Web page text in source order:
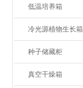
低温培养箱
冷光源植物生长箱
种子储藏柜
真空干燥箱